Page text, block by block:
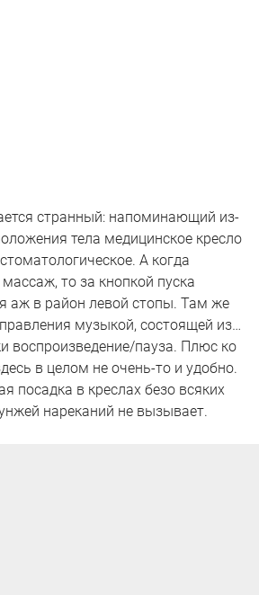
странный: напоминающий из-
тела медицинское кресло
А когда
то за кнопкой пуска
аж в район левой стопы. Там же
музыкой, состоящей из…
воспроизведение/пауза. Плюс ко
в целом не очень-то и удобно.
посадка в креслах безо всяких
нареканий не вызывает.